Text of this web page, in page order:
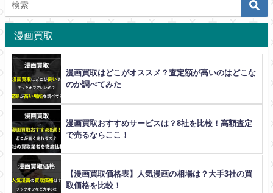
漫画買取
漫画買取はどこがオススメ？査定額が高いのはどこな
のか調べてみた
漫画買取おすすめサービスは？8社を比較！高額査定
で売るならここ！
【漫画買取価格表】人気漫画の相場は？大手3社の買
取価格を比較！